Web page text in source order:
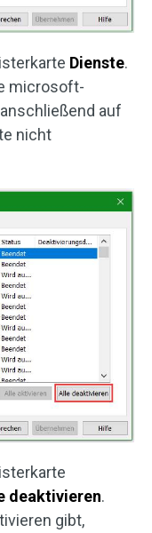
Dienste.
microsoft-
auf
nicht
deaktivieren.
gibt,